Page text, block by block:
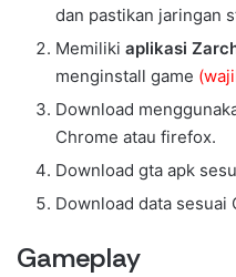
dan pastikan jaringan
Memiliki aplikasi
menginstall game
Download
Chrome atau firefox.
Download gta apk
Download data sesuai
Gameplay